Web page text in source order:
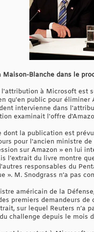
Blanche dans le
l'attribution à Microsoft est
qu'en public pour
intervienne dans
examinait l'offre
dont la publication est
pour l'ancien ministre
sur Amazon » en lui
l’extrait du livre montre
responsables du
». M. Snodgrass n’a pas
américain de la
premiers demandeurs
sur lequel Reuters n’a
challenge depuis le mois